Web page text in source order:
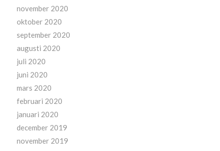
november 2020
oktober 2020
september 2020
augusti 2020
juli 2020
juni 2020
mars 2020
februari 2020
januari 2020
december 2019
november 2019